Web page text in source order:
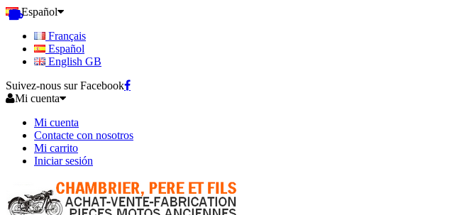
Español
Français
Español
English GB
Suivez-nous sur Facebook
Mi cuenta
Mi cuenta
Contacte con nosotros
Mi carrito
Iniciar sesión